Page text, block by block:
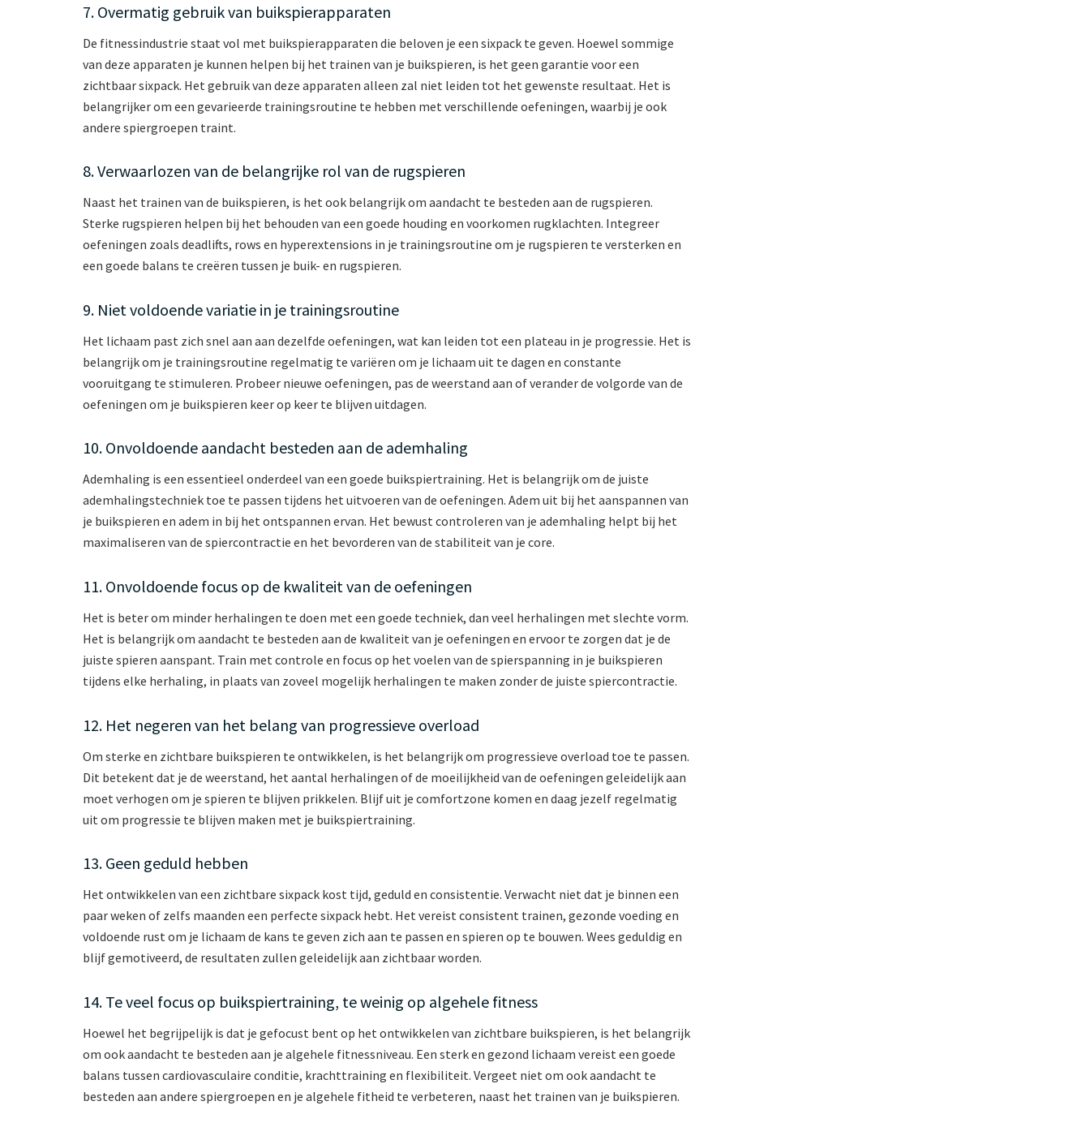
7. Overmatig gebruik van buikspierapparaten
De fitnessindustrie staat vol met buikspierapparaten die beloven je een sixpack te geven. Hoewel sommige
van deze apparaten je kunnen helpen bij het trainen van je buikspieren, is het geen garantie voor een
zichtbaar sixpack. Het gebruik van deze apparaten alleen zal niet leiden tot het gewenste resultaat. Het is
belangrijker om een gevarieerde trainingsroutine te hebben met verschillende oefeningen, waarbij je ook
andere spiergroepen traint.
8. Verwaarlozen van de belangrijke rol van de rugspieren
Naast het trainen van de buikspieren, is het ook belangrijk om aandacht te besteden aan de rugspieren.
Sterke rugspieren helpen bij het behouden van een goede houding en voorkomen rugklachten. Integreer
oefeningen zoals deadlifts, rows en hyperextensions in je trainingsroutine om je rugspieren te versterken en
een goede balans te creëren tussen je buik- en rugspieren.
9. Niet voldoende variatie in je trainingsroutine
Het lichaam past zich snel aan aan dezelfde oefeningen, wat kan leiden tot een plateau in je progressie. Het is
belangrijk om je trainingsroutine regelmatig te variëren om je lichaam uit te dagen en constante
vooruitgang te stimuleren. Probeer nieuwe oefeningen, pas de weerstand aan of verander de volgorde van de
oefeningen om je buikspieren keer op keer te blijven uitdagen.
10. Onvoldoende aandacht besteden aan de ademhaling
Ademhaling is een essentieel onderdeel van een goede buikspiertraining. Het is belangrijk om de juiste
ademhalingstechniek toe te passen tijdens het uitvoeren van de oefeningen. Adem uit bij het aanspannen van
je buikspieren en adem in bij het ontspannen ervan. Het bewust controleren van je ademhaling helpt bij het
maximaliseren van de spiercontractie en het bevorderen van de stabiliteit van je core.
11. Onvoldoende focus op de kwaliteit van de oefeningen
Het is beter om minder herhalingen te doen met een goede techniek, dan veel herhalingen met slechte vorm.
Het is belangrijk om aandacht te besteden aan de kwaliteit van je oefeningen en ervoor te zorgen dat je de
juiste spieren aanspant. Train met controle en focus op het voelen van de spierspanning in je buikspieren
tijdens elke herhaling, in plaats van zoveel mogelijk herhalingen te maken zonder de juiste spiercontractie.
12. Het negeren van het belang van progressieve overload
Om sterke en zichtbare buikspieren te ontwikkelen, is het belangrijk om progressieve overload toe te passen.
Dit betekent dat je de weerstand, het aantal herhalingen of de moeilijkheid van de oefeningen geleidelijk aan
moet verhogen om je spieren te blijven prikkelen. Blijf uit je comfortzone komen en daag jezelf regelmatig
uit om progressie te blijven maken met je buikspiertraining.
13. Geen geduld hebben
Het ontwikkelen van een zichtbare sixpack kost tijd, geduld en consistentie. Verwacht niet dat je binnen een
paar weken of zelfs maanden een perfecte sixpack hebt. Het vereist consistent trainen, gezonde voeding en
voldoende rust om je lichaam de kans te geven zich aan te passen en spieren op te bouwen. Wees geduldig en
blijf gemotiveerd, de resultaten zullen geleidelijk aan zichtbaar worden.
14. Te veel focus op buikspiertraining, te weinig op algehele fitness
Hoewel het begrijpelijk is dat je gefocust bent op het ontwikkelen van zichtbare buikspieren, is het belangrijk
om ook aandacht te besteden aan je algehele fitnessniveau. Een sterk en gezond lichaam vereist een goede
balans tussen cardiovasculaire conditie, krachttraining en flexibiliteit. Vergeet niet om ook aandacht te
besteden aan andere spiergroepen en je algehele fitheid te verbeteren, naast het trainen van je buikspieren.